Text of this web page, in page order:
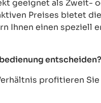
geeignet als Zweit-
Preises bietet
Ihnen einen speziell
entscheiden?
profitieren